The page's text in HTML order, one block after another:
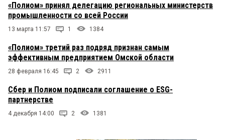
«Полиом» принял делегацию региональных министерств
промышленности со всей России
13 марта 11:57 1 1384
«Полиом» третий раз подряд признан самым
эффективным предприятием Омской области
28 февраля 16:45 2 2911
Сбер и Полиом подписали соглашение о ESG-
партнерстве
4 декабря 14:00 2 1381